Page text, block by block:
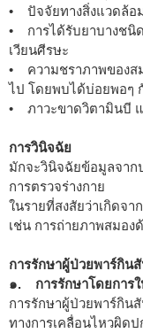
• ปัจจัยทางสิ่งแวดล้อ
• การได้รับยาบางชนิด
เวียนศีรษะ
• ความชราภาพของส
ไป โดยพบได้บ่อยพอๆ
• ภาวะขาดวิตามินบี แ
การวินิจฉัย
มักจะวินิจฉัยข้อมูลจาก
การตรวจร่างกาย
ในรายที่สงสัยว่าเกิดจ
เช่น การถ่ายภาพสมอ
การรักษาผู้ป่วยพาร์กิน
๑. การรักษาโดยการใ
การรักษาผู้ป่วยพาร์กิน
ทางการเคลื่อนไหวผิด